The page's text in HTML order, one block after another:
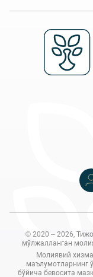
© 2020 – 2026,
мўлжалланган
Молиявий
маълумотларнинг
бўйича бевосита